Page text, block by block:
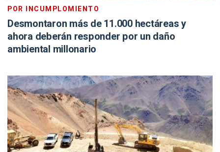
POR INCUMPLOMIENTO
Desmontaron más de 11.000 hectáreas y
ahora deberán responder por un daño
ambiental millonario